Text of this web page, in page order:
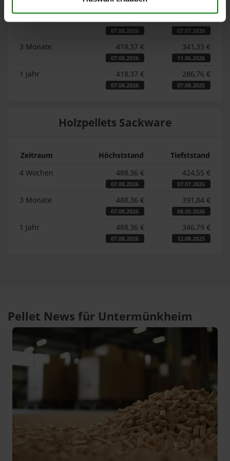
07.08.2026 07.07.2026
3 Monate 418,37 €
07.08.2026
341,33 €
11.06.2026
1 Jahr 418,37 €
07.08.2026
286,76 €
07.08.2025
Holzpellets Sackware
Zeitraum Höchststand
Tiefststand
4 Wochen
488,36 €
07.08.2026
424,55 €
07.07.2026
3 Monate 488,36 €
07.08.2026
391,84 €
08.05.2026
1 Jahr 488,36 €
07.08.2026
346,79 €
12.08.2025
Pellet News für Untermünkheim